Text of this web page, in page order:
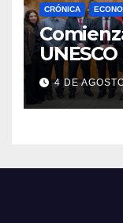
CRÓNICA
Maule
4 DE